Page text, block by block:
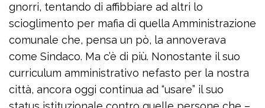
gnorri, tentando di affibbiare ad altri lo
scioglimento per mafia di quella Amministrazione
comunale che, pensa un pò, la annoverava
come Sindaco. Ma c’è di più. Nonostante il suo
curriculum amministrativo nefasto per la nostra
città, ancora oggi continua ad “usare” il suo